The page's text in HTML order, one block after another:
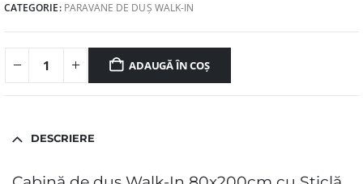
CATEGORIE: PARAVANE DE DUȘ WALK-IN
ADAUGĂ ÎN COȘ
DESCRIERE